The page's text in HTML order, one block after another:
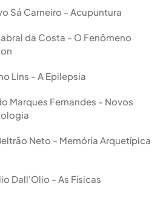
Sá Carneiro - Acupuntura
da Costa - O Fenômeno
Lins - A Epilepsia
Marques Fernandes - Novos
Neto - Memória Arquetípica
Dall'Olio - As Físicas